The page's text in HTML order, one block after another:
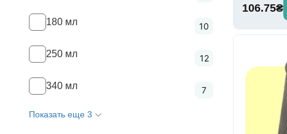
180 мл 10
250 мл 12
340 мл 7
Показать еще 3
106.75₴